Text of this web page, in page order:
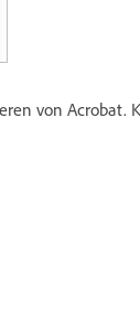
von Acrobat.